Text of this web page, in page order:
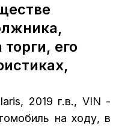
его
2019 г.в., VIN -
на ходу, в